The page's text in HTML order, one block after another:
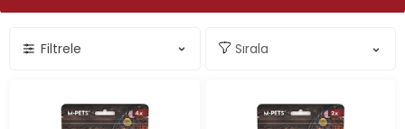
Filtrele